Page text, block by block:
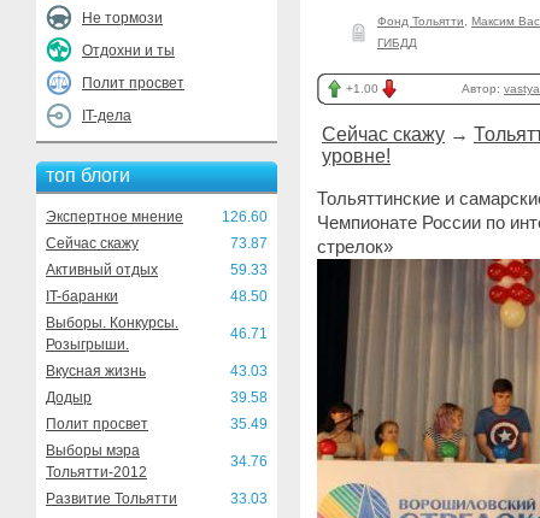
Не тормози
Отдохни и ты
Полит просвет
IT-дела
топ блоги
Экспертное мнение
126.60
Сейчас скажу
73.87
Активный отдых
59.33
IT-баранки
48.50
Выборы. Конкурсы.
Розыгрыши.
46.71
Вкусная жизнь
43.03
Додыр
39.58
Полит просвет
35.49
Выборы мэра
Тольятти-2012
34.76
Развитие Тольятти 33.03
Фонд Тольятти
Максим
ГИБДД
+1.00 Автор:
Сейчас скажу →
уровне!
Тольяттинские и
Чемпионате России по
стрелок»